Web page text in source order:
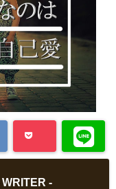
WRITER -